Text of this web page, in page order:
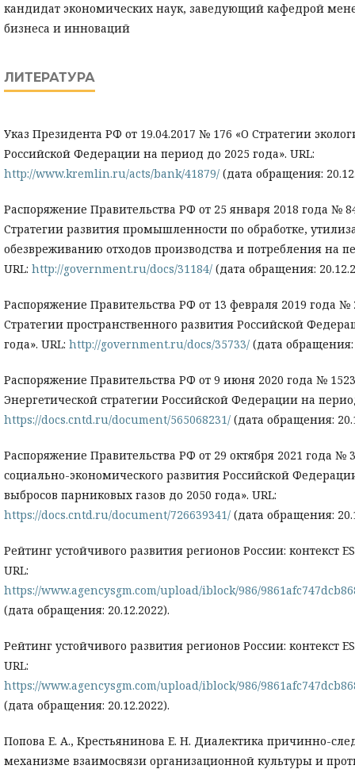
кандидат экономических наук, заведующий кафедрой
бизнеса и инноваций
ЛИТЕРАТУРА
Указ Президента РФ от 19.04.2017 № 176 «О Стратегии
Российской Федерации на период до 2025 года». URL:
http://www.kremlin.ru/acts/bank/41879/ (дата обращения:
Распоряжение Правительства РФ от 25 января 2018 года №
Стратегии развития промышленности по обработке,
обезвреживанию отходов производства и потребления на
URL: http://government.ru/docs/31184/ (дата обращения:
Распоряжение Правительства РФ от 13 февраля 2019 года
Стратегии пространственного развития Российской
года». URL: http://government.ru/docs/35733/ (дата обращения:
Распоряжение Правительства РФ от 9 июня 2020 года №
Энергетической стратегии Российской Федерации на
https://docs.cntd.ru/document/565068231/ (дата обращения:
Распоряжение Правительства РФ от 29 октября 2021 года №
социально-экономического развития Российской
выбросов парниковых газов до 2050 года». URL:
https://docs.cntd.ru/document/726639341/ (дата обращения:
Рейтинг устойчивого развития регионов России: контекст
URL:
https://www.agencysgm.com/upload/iblock/986/
(дата обращения: 20.12.2022).
Рейтинг устойчивого развития регионов России: контекст
URL:
https://www.agencysgm.com/upload/iblock/986/
(дата обращения: 20.12.2022).
Попова Е. А., Крестьянинова Е. Н. Диалектика причинно-
механизме взаимосвязи организационной культуры и